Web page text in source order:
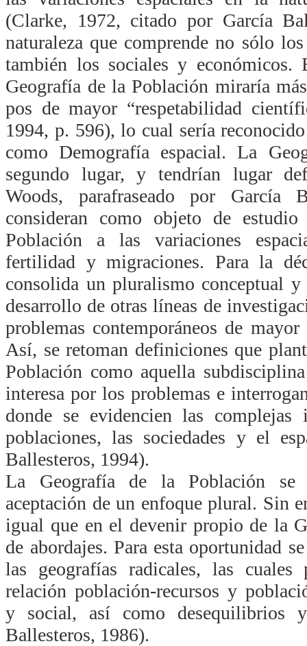
(Clarke, 1972, citado por García
naturaleza que comprende no sólo
también los sociales y económicos.
Geografía de la Población miraría
pos de mayor “respetabilidad
1994, p. 596), lo cual sería
como Demografía espacial. La
segundo lugar, y tendrían lugar
Woods, parafraseado por García
consideran como objeto de
Población a las variaciones
fertilidad y migraciones. Para la
consolida un pluralismo conceptual
desarrollo de otras líneas de
problemas contemporáneos de
Así, se retoman definiciones que
Población como aquella
interesa por los problemas e
donde se evidencien las complejas
poblaciones, las sociedades y el
Ballesteros, 1994).
La Geografía de la Población se
aceptación de un enfoque plural. Sin
igual que en el devenir propio de la
de abordajes. Para esta oportunidad
las geografías radicales, las
relación población-recursos y
y social, así como desequilibrios y
Ballesteros, 1986).